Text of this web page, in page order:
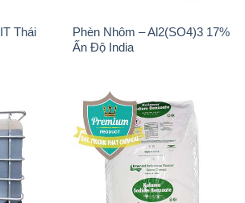
Thái
Phèn Nhôm – Al2(SO4)3 17%
Ấn Độ India